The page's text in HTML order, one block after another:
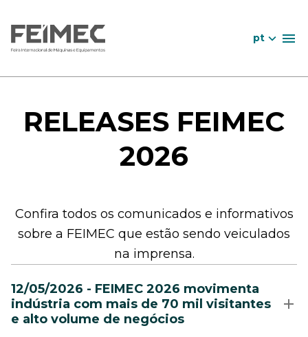
pt
RELEASES FEIMEC
2026
Confira todos os comunicados e informativos
sobre a FEIMEC que estão sendo veiculados
na imprensa.
12/05/2026 - FEIMEC 2026 movimenta
indústria com mais de 70 mil visitantes
e alto volume de negócios